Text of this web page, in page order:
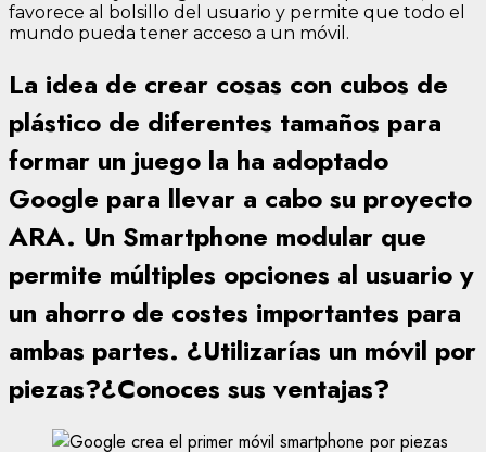
favorece al bolsillo del usuario y permite que todo el
mundo pueda tener acceso a un móvil.
La idea de crear cosas con cubos de
plástico de diferentes tamaños para
formar un juego la ha adoptado
Google para llevar a cabo su proyecto
ARA. Un Smartphone modular que
permite múltiples opciones al usuario y
un ahorro de costes importantes para
ambas partes. ¿Utilizarías un móvil por
piezas?¿Conoces sus ventajas?